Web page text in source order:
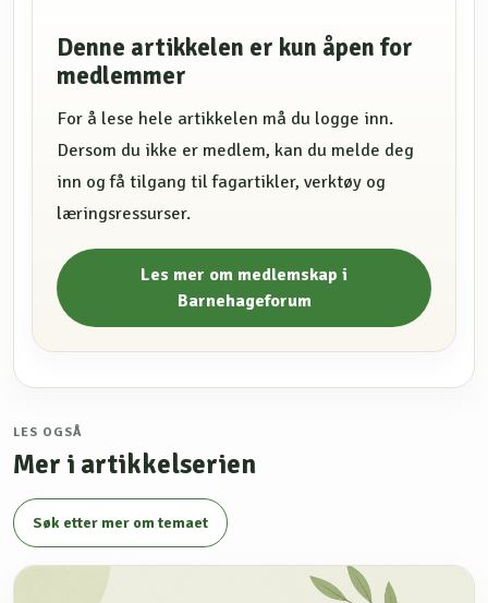
Denne artikkelen er kun åpen for
medlemmer
For å lese hele artikkelen må du logge inn.
Dersom du ikke er medlem, kan du melde deg
inn og få tilgang til fagartikler, verktøy og
læringsressurser.
Les mer om medlemskap i
Barnehageforum
LES OGSÅ
Mer i artikkelserien
Søk etter mer om temaet